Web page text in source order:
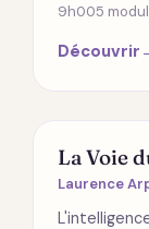
9h005
Découvrir
ÉMOTIONS
La Voie
Laurence